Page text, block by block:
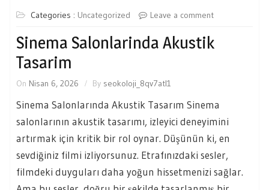
Categories : Uncategorized Leave a comment
Sinema Salonlarinda Akustik
Tasarim
On Nisan 6, 2026 By seokoloji_8qv7atl1
Sinema Salonlarında Akustik Tasarım Sinema
salonlarının akustik tasarımı, izleyici deneyimini
artırmak için kritik bir rol oynar. Düşünün ki, en
sevdiğiniz filmi izliyorsunuz. Etrafınızdaki sesler,
filmdeki duyguları daha yoğun hissetmenizi sağlar.